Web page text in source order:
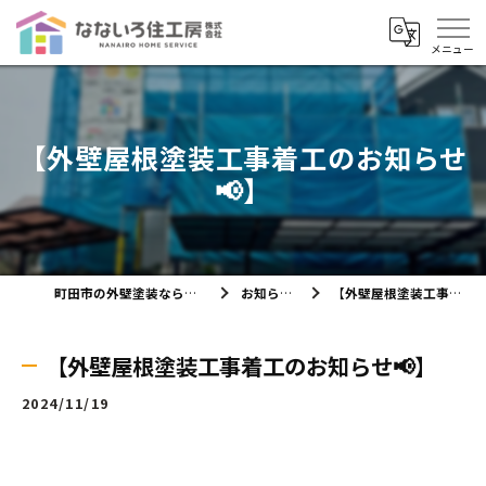
【外壁屋根塗装工事着工のお知らせ
📢】
町田市の外壁塗装ならなないろ住工房株式会社 お知らせ・ブログ 【外壁屋根塗装工事着工のお知らせ📢】
【外壁屋根塗装工事着工のお知らせ📢】
2024/11/19